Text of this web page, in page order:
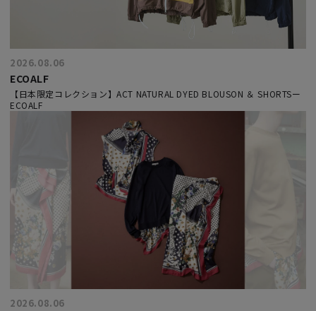
2026.08.06
ECOALF
【日本限定コレクション】ACT NATURAL DYED BLOUSON ＆ SHORTSー
ECOALF
2026.08.06